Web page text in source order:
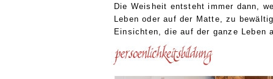
Die Weisheit entsteht immer dann,
Leben oder auf der Matte, zu
Einsichten, die auf der ganze Leben